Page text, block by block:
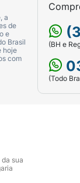
a
de
e
Brasil
hoje
com
(BH e
(Todo
sua